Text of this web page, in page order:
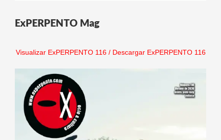
ExPERPENTO Mag
Visualizar ExPERPENTO 116/ Descargar ExPERPENTO 116